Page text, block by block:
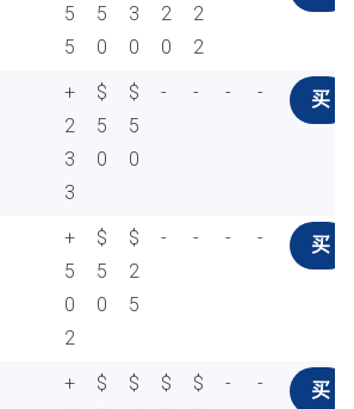
5
5
5
0
3
0
2
0
2
2
+
2
3
3
$
5
0
$
5
0
- - - - 买
+
5
0
2
$
5
0
$
2
5
- - - - 买
+
$
$
$
$
- - 买